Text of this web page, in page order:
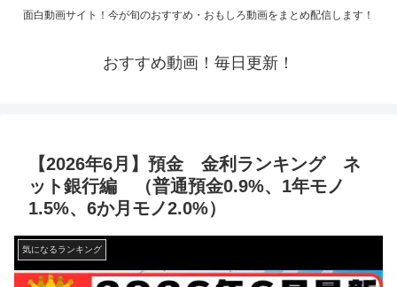
面白動画サイト！今が旬のおすすめ・おもしろ動画をまとめ配信します！
おすすめ動画！毎日更新！
【2026年6月】預金 金利ランキング ネ
ット銀行編 （普通預金0.9%、1年モノ
1.5%、6か月モノ2.0%）
気になるランキング